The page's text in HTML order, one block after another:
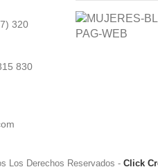
320
830
Los Derechos Reservados - Click